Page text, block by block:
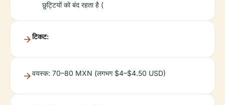
छुट्टियों को बंद रहता है (
टिकट:
वयस्क: 70–80 MXN (लगभग $4–$4.50 USD)